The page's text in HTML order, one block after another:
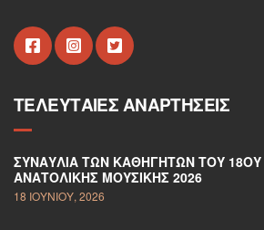
ΤΕΛΕΥΤΑΊΕΣ ΑΝΑΡΤΉΣΕΙΣ
ΣΥΝΑΥΛΊΑ ΤΩΝ ΚΑΘΗΓΗΤΏΝ ΤΟΥ 18ΟΥ
ΑΝΑΤΟΛΙΚΉΣ ΜΟΥΣΙΚΉΣ 2026
18 ΙΟΥΝΊΟΥ, 2026